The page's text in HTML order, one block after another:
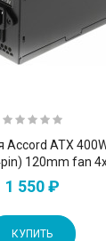
Accord ATX
120mm fan
1 550 ₽
КУПИТЬ